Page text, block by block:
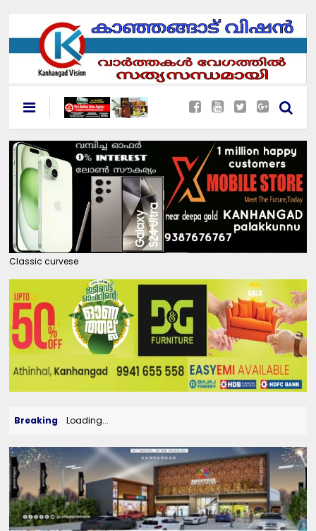
Classic curvese
Breaking Loading...